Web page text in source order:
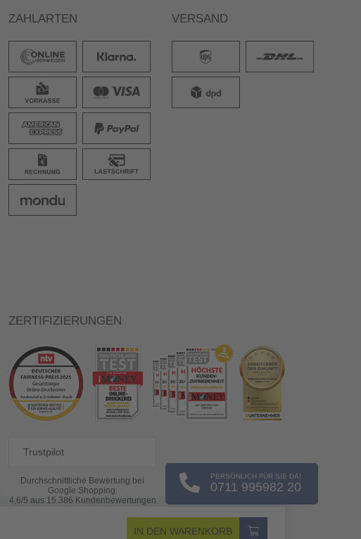
IN DEN WARENKORB
PERSÖNLICH FÜR SIE DA!
0711 995982 20
ZAHLARTEN VERSAND
ZERTIFIZIERUNGEN
Trustpilot
Durchschnittliche Bewertung bei
Google Shopping:
4,6/5 aus 15.386 Kundenbewertungen